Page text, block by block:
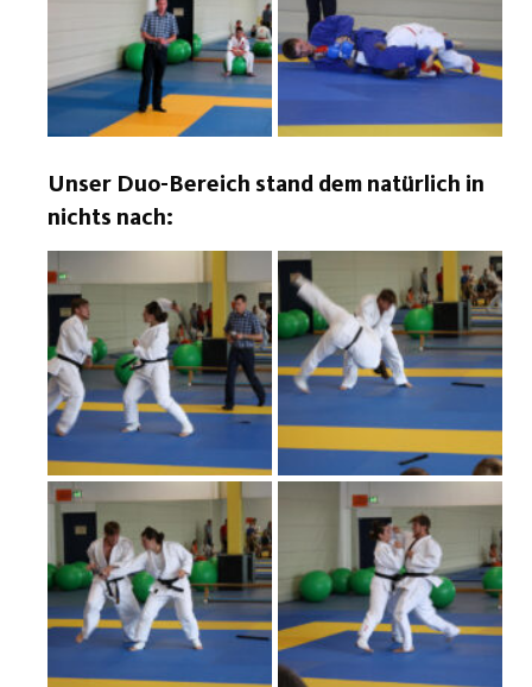
Unser Duo-Bereich stand dem natürlich in
nichts nach: